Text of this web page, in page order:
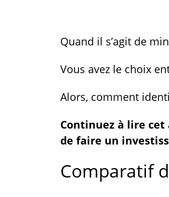
Quand il s’agit de
Vous avez le choix
Alors, comment
Continuez à lire
de faire un
Comparatif